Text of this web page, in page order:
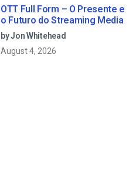
OTT Full Form – O Presente e
o Futuro do Streaming Media
by Jon Whitehead
August 4, 2026